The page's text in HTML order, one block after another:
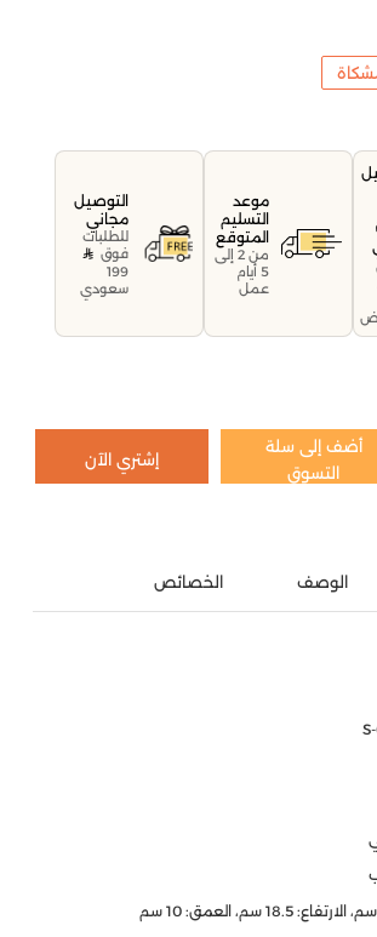
موعد
التسليم
المتوقع
من 2 إلى
5 أيام
عمل
التوصيل
مجاني
للطلبات
فوق
199
سعودي
أضف إلى سلة
التسوق
إشتري الآن
الوصف الخصائص